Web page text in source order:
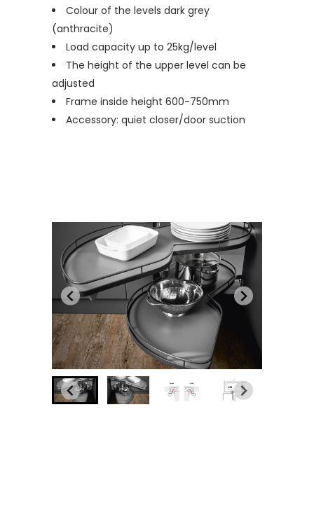
Colour of the levels dark grey
(anthracite)
Load capacity up to 25kg/level
The height of the upper level can be
adjusted
Frame inside height 600-750mm
Accessory: quiet closer/door suction